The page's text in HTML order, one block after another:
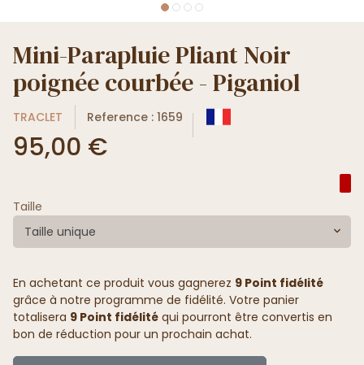
Mini-Parapluie Pliant Noir
poignée courbée - Piganiol
TRACLET Reference : 1659
95,00 €
Taille
Taille unique
En achetant ce produit vous gagnerez 9 Point fidélité
grâce à notre programme de fidélité. Votre panier
totalisera 9 Point fidélité qui pourront être convertis en
bon de réduction pour un prochain achat.